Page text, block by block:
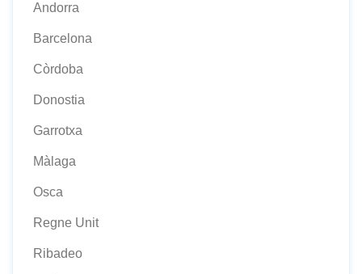
Andorra
Barcelona
Còrdoba
Donostia
Garrotxa
Màlaga
Osca
Regne Unit
Ribadeo